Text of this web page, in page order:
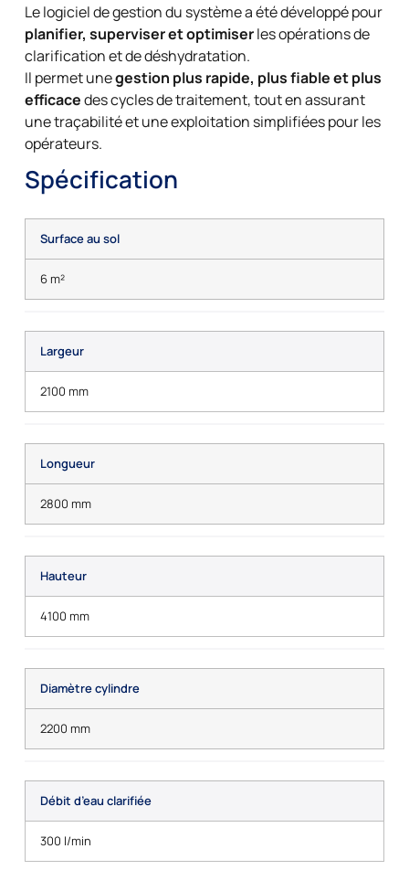
Le logiciel de gestion du système a été développé pour
planifier, superviser et optimiserles opérations de
clarification et de déshydratation.
Il permet unegestion plus rapide, plus fiable et plus
efficacedes cycles de traitement, tout en assurant
une traçabilité et une exploitation simplifiées pour les
opérateurs.
Spécification
Surface au sol
6 m²
Largeur
2100 mm
Longueur
2800 mm
Hauteur
4100 mm
Diamètre cylindre
2200 mm
Débit d’eau clarifiée
300 l/min